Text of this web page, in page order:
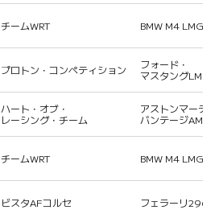
チームWRT BMW M4 LMGT3
プロトン・コンペティション
フォード・
マスタング
ハート・オブ・
レーシング・チーム
アストンマーテ
バンテージAMR
チームWRT BMW M4 LMGT3
ビスタAFコルセ フェラーリ296